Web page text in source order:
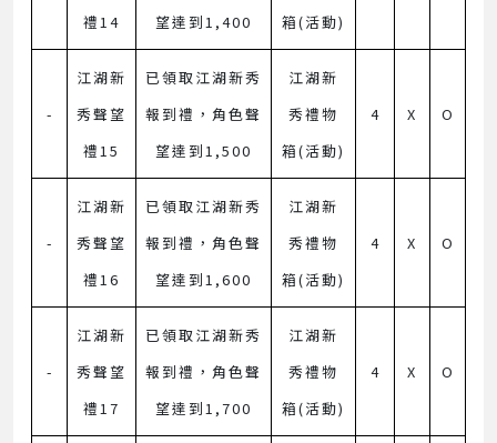
禮14
望達到1,400
箱(活動)
-
江湖新
秀聲望
禮15
已領取江湖新秀
報到禮，角色聲
望達到1,500
江湖新
秀禮物
箱(活動)
4 X O
-
江湖新
秀聲望
禮16
已領取江湖新秀
報到禮，角色聲
望達到1,600
江湖新
秀禮物
箱(活動)
4 X O
-
江湖新
秀聲望
禮17
已領取江湖新秀
報到禮，角色聲
望達到1,700
江湖新
秀禮物
箱(活動)
4 X O